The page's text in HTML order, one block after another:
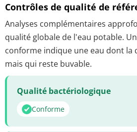
Contrôles de qualité de
Analyses complémentaires
qualité globale de l'eau potable.
conforme indique une eau dont la
mais qui reste buvable.
Qualité bactériologique
Conforme